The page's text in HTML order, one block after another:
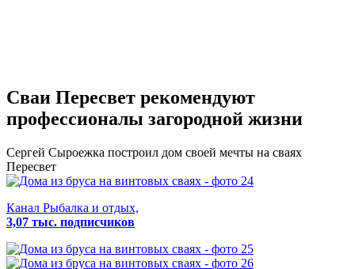
Сваи Пересвет рекомендуют
профессионалы загородной жизни
Сергей Сыроежка построил дом своей мечты на сваях
Пересвет
Канал Рыбалка и отдых,
3,07 тыс. подписчиков